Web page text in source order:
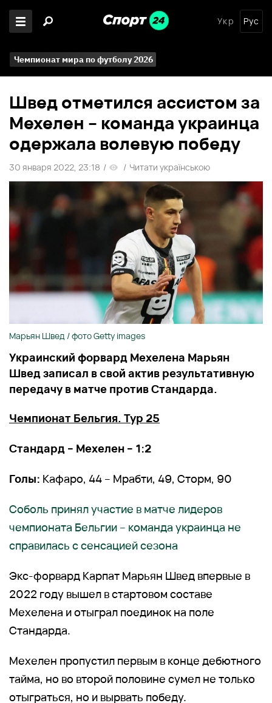
Укр Рус
Чемпионат мира по футболу 2026
Швед отметился ассистом за
Мехелен – команда украинца
одержала волевую победу
30 января 2022, 23:18 / / Читати українською
Марьян Швед / фото Getty images
Украинский форвард Мехелена Марьян
Швед записал в свой актив результативную
передачу в матче против Стандарда.
Чемпионат Бельгия. Тур 25
Стандард – Мехелен – 1:2
Голы: Кафаро, 44 – Мрабти, 49, Сторм, 90
Соболь принял участие в матче лидеров
чемпионата Бельгии – команда украинца не
справилась с сенсацией сезона
Экс-форвард Карпат Марьян Швед впервые в
2022 году вышел в стартовом составе
Мехелена и отыграл поединок на поле
Стандарда.
Мехелен пропустил первым в конце дебютного
тайма, но во второй половине сумел не только
отыграться, но и вырвать победу.